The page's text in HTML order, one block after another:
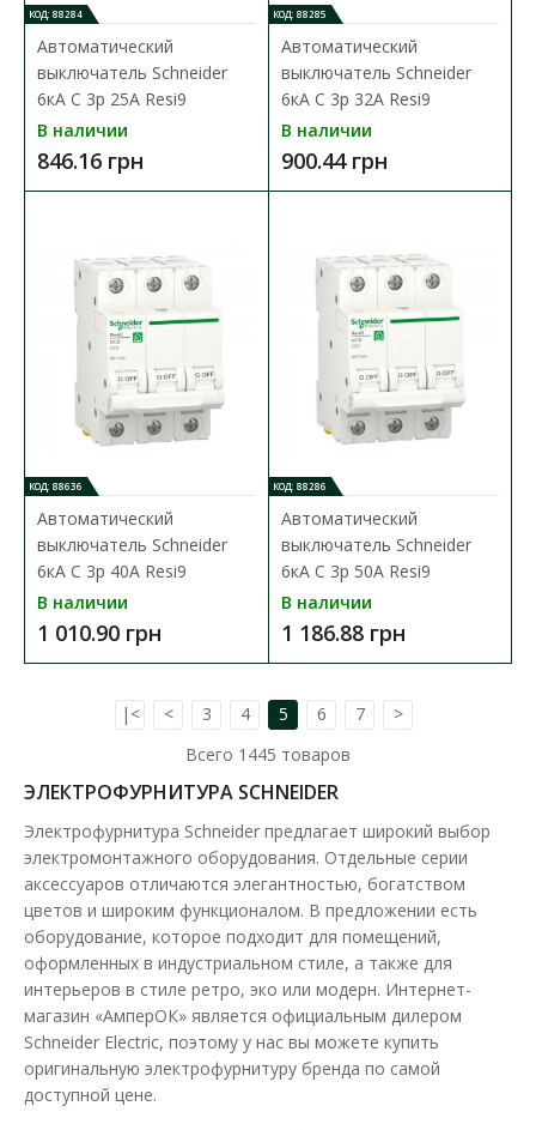
40А Resi9
Доступность: В наличии
Серия модульных автоматических выключателей
Schneider Resi9 предназначена для применения ..
304.52 грн
В КОРЗИНУ
В сравнения
КОД: 88284
Автоматический
выключатель Schneider
6кА C 3p 25А Resi9
В наличии
846.16 грн
КОД: 88285
Автоматический
выключатель Schneider
6кА C 3p 32А Resi9
В наличии
900.44 грн
КОД: 88636
Автоматический
выключатель Schneider
6кА C 3p 40А Resi9
В наличии
1 010.90 грн
КОД: 88286
Автоматический
выключатель Schneider
6кА C 3p 50А Resi9
В наличии
1 186.88 грн
|< < 3 4 5 6 7
>
Всего 1445 товаров
ЭЛЕКТРОФУРНИТУРА SCHNEIDER
Электрофурнитура Schneider предлагает широкий выбор
электромонтажного оборудования. Отдельные серии
аксессуаров отличаются элегантностью, богатством
цветов и широким функционалом. В предложении есть
оборудование, которое подходит для помещений,
оформленных в индустриальном стиле, а также для
интерьеров в стиле ретро, эко или модерн. Интернет-
магазин «АмперОК» является официальным дилером
Schneider Electric, поэтому у нас вы можете купить
оригинальную электрофурнитуру бренда по самой
доступной цене.